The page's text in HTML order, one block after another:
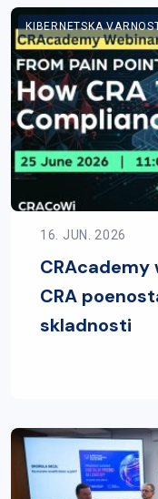
KIBERNETSKA
16. JUN. 2026
CRAcademy
CRA
skladnosti